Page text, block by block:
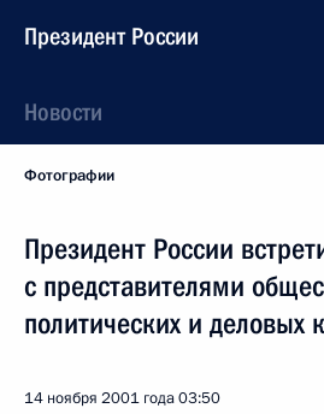
Президент России
Новости
Фотографии
Президент России
с представителями
политических и деловых
14 ноября 2001 года03:50